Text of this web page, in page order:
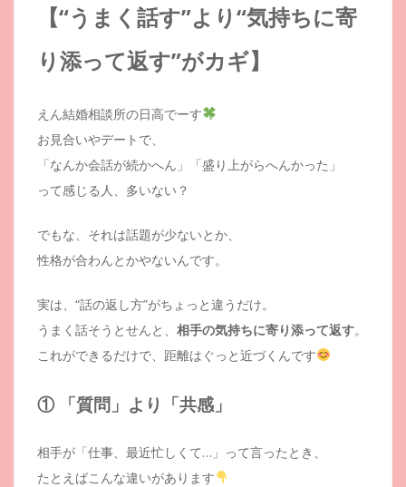
【“うまく話す”より“気持ちに寄
り添って返す”がカギ】
えん結婚相談所の日高でーす
お見合いやデートで、
「なんか会話が続かへん」「盛り上がらへんかった」
って感じる人、多いない？
でもな、それは話題が少ないとか、
性格が合わんとかやないんです。
実は、“話の返し方”がちょっと違うだけ。
うまく話そうとせんと、 相手の気持ちに寄り添って返す。
これができるだけで、距離はぐっと近づくんです
① 「質問」より「共感」
相手が「仕事、最近忙しくて…」って言ったとき、
たとえばこんな違いがあります